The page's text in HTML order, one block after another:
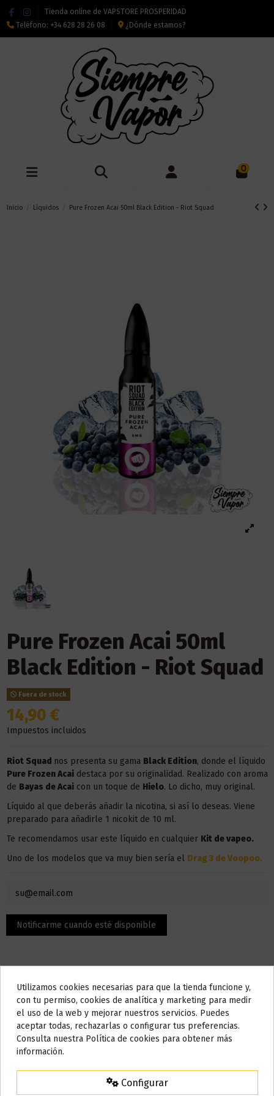
Tienda online de VAPSTORE PROSPERIDAD
Teléfono: +34 628 28 26 08 ¿Dónde estamos?
0
Inicio Líquidos Pure Frozen Acai 50ml Black Edition - Riot Squad
Pure Frozen Acai 50ml
Black Edition - Riot Squad
Fuera de stock
14,90 €
Impuestos incluidos
Riot Squad nos presenta su gama Black Edition, donde el líquido
Pure Frozen Acaidestaca por su originalidad. Realizado con aroma
de Bayas de Acaicon un toque de Hielo. Lo dicho, muy original.
Líquido al que deberás añadir la nicotina, si así lo deseas. Viene
preparado para añadirle 1 nicokit de 10 ml.
Te recomendamos usar este líquido en cualquier Kit de vapeo.
Uno de los modelos que va muy bien sería el Drag 3 de Voopoo.
Descripción
El contenido son 50 ml, pero la botella admite hasta 10 ml,
puedes añadir nicotina o nicokit sin nicotina para llenarlo hasta
Do not show again.
AVISO IMPORTANTE
Nos tomamos unos días
15% de descuento
Utilizamos cookies necesarias para que la tienda funcione y,
con tu permiso, cookies de analítica y marketing para medir
el uso de la web y mejorar nuestros servicios. Puedes
aceptar todas, rechazarlas o configurar tus preferencias.
Consulta nuestra Política de cookies para obtener más
información.
Configurar